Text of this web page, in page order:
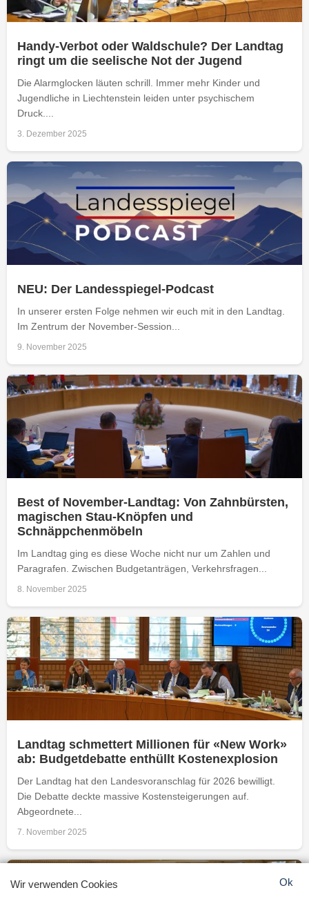
Handy-Verbot oder Waldschule? Der Landtag
ringt um die seelische Not der Jugend
Die Alarmglocken läuten schrill. Immer mehr Kinder und
Jugendliche in Liechtenstein leiden unter psychischem
Druck....
3. Dezember 2025
NEU: Der Landesspiegel-Podcast
In unserer ersten Folge nehmen wir euch mit in den Landtag.
Im Zentrum der November-Session...
9. November 2025
Best of November-Landtag: Von Zahnbürsten,
magischen Stau-Knöpfen und
Schnäppchenmöbeln
Im Landtag ging es diese Woche nicht nur um Zahlen und
Paragrafen. Zwischen Budgetanträgen, Verkehrsfragen...
8. November 2025
Landtag schmettert Millionen für «New Work»
ab: Budgetdebatte enthüllt Kostenexplosion
Der Landtag hat den Landesvoranschlag für 2026 bewilligt.
Die Debatte deckte massive Kostensteigerungen auf.
Abgeordnete...
7. November 2025
Wir verwenden Cookies Ok